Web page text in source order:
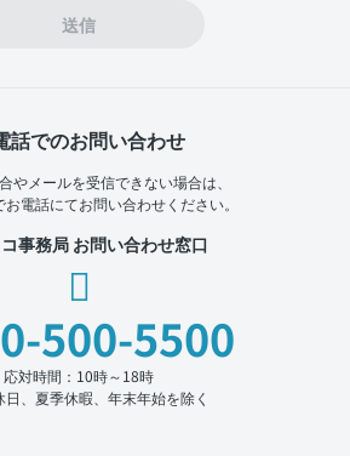
送信
話でのお問い合わせ
やメールを受信できない場合は、
電話にてお問い合わせください。
事務局 お問い合わせ窓口
500-5500
応対時間：10時～18時
日、夏季休暇、年末年始を除く